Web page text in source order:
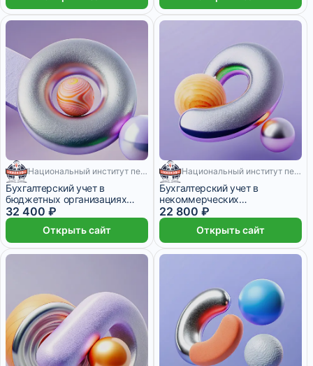
640 месяцев Национальный институт переподготовки и повышения квалификации кадров в сфере экономики и финансов
Бухгалтерский учет в
бюджетных организациях
(640 ч.)
32 400 ₽
Открыть сайт
480 месяцев Национальный институт переподготовки и повышения квалификации кадров в сфере экономики и финансов
Бухгалтерский учет в
некоммерческих
организациях (480 ч.)
22 800 ₽
Открыть сайт